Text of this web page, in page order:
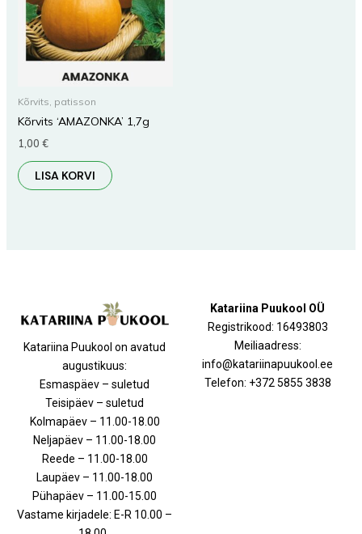
Kõrvits, patisson
Kõrvits ‘AMAZONKA’ 1,7g
1,00 €
LISA KORVI
Katariina Puukool on avatud
augustikuus:
Esmaspäev – suletud
Teisipäev – suletud
Kolmapäev – 11.00-18.00
Neljapäev – 11.00-18.00
Reede – 11.00-18.00
Laupäev – 11.00-18.00
Pühapäev – 11.00-15.00
Vastame kirjadele: E-R 10.00 –
Katariina Puukool OÜ
Registrikood: 16493803
Meiliaadress:
info@katariinapuukool.ee
Telefon: +372 5855 3838